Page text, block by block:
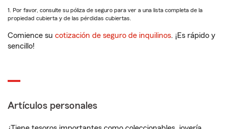
1. Por favor, consulte su póliza de seguro para ver a una lista completa de la
propiedad cubierta y de las pérdidas cubiertas.
Comience su cotización de seguro de inquilinos. ¡Es rápido y
sencillo!
Artículos personales